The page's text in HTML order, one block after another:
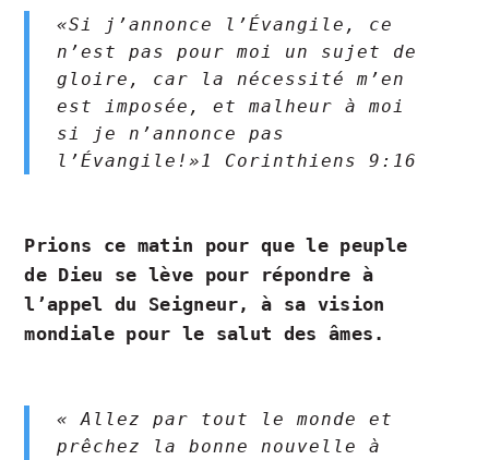
«Si j’annonce l’Évangile, ce
n’est pas pour moi un sujet de
gloire, car la nécessité m’en
est imposée, et malheur à moi
si je n’annonce pas
l’Évangile!»1 Corinthiens‬ ‭9‬:‭16‬ ‭
Prions ce matin pour que le peuple
de Dieu se lève pour répondre à
l’appel du Seigneur, à sa vision
mondiale pour le salut des âmes.
« Allez par tout le monde et
prêchez la bonne nouvelle à